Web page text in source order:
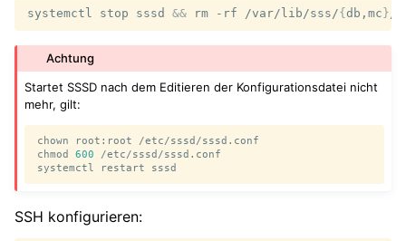
systemctl stop sssd && rm -rf /var/lib/sss/{ db,mc }
Achtung
Startet SSSD nach dem Editieren der Konfigurationsdatei nicht
mehr, gilt:
chown root:root
/etc/sssd/sssd.conf
chmod
600
/etc/sssd/sssd.conf
systemctl
restart
SSH konfigurieren: